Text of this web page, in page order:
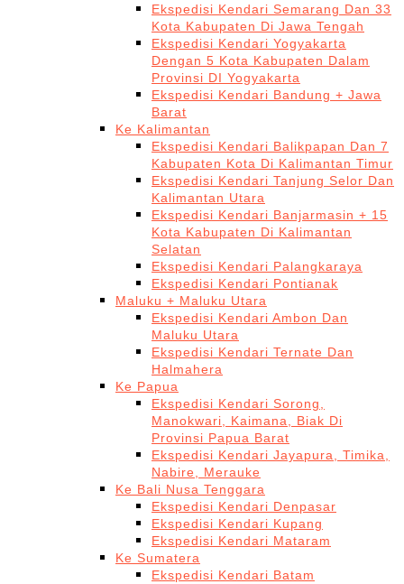
Ekspedisi Kendari Semarang Dan 33
Kota Kabupaten Di Jawa Tengah
Ekspedisi Kendari Yogyakarta
Dengan 5 Kota Kabupaten Dalam
Provinsi DI Yogyakarta
Ekspedisi Kendari Bandung + Jawa
Barat
Ke Kalimantan
Ekspedisi Kendari Balikpapan Dan 7
Kabupaten Kota Di Kalimantan Timur
Ekspedisi Kendari Tanjung Selor Dan
Kalimantan Utara
Ekspedisi Kendari Banjarmasin + 15
Kota Kabupaten Di Kalimantan
Selatan
Ekspedisi Kendari Palangkaraya
Ekspedisi Kendari Pontianak
Maluku + Maluku Utara
Ekspedisi Kendari Ambon Dan
Maluku Utara
Ekspedisi Kendari Ternate Dan
Halmahera
Ke Papua
Ekspedisi Kendari Sorong,
Manokwari, Kaimana, Biak Di
Provinsi Papua Barat
Ekspedisi Kendari Jayapura, Timika,
Nabire, Merauke
Ke Bali Nusa Tenggara
Ekspedisi Kendari Denpasar
Ekspedisi Kendari Kupang
Ekspedisi Kendari Mataram
Ke Sumatera
Ekspedisi Kendari Batam